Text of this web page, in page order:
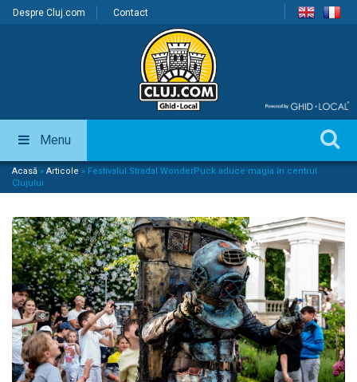
Despre Cluj.com Contact
Menu
Acasă » Articole » Festivalul Stradal WonderPuck aduce magia în centrul
Clujului